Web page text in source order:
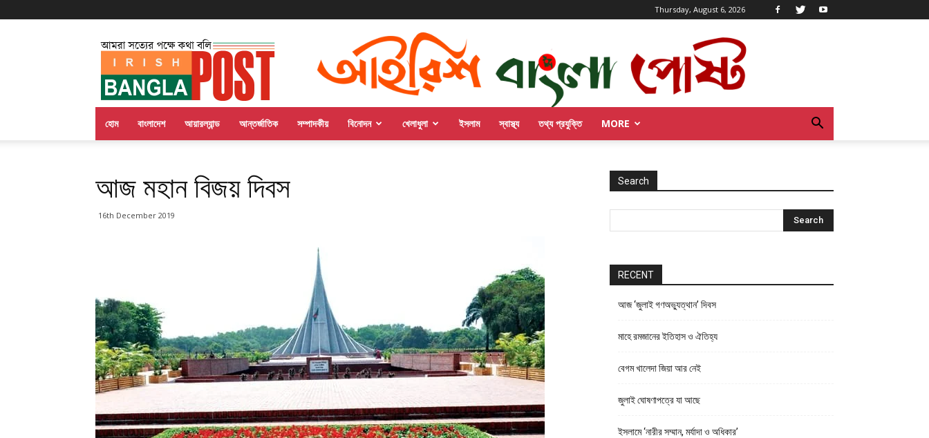
Thursday, August 6, 2026
Irish
Bangla
Post
হোম বাংলাদেশ আয়ারল্যান্ড আন্তর্জাতিক সম্পাদকীয় বিনোদন খেলাধুলা ইসলাম স্বাস্থ্য তথ্য প্রযুক্তি MORE
আজ মহান বিজয় দিবস
16th December 2019
Search
RECENT
আজ ‘জুলাই গণঅভ্যুত্থান’ দিবস
মাহে রমজানের ইতিহাস ও ঐতিহ্য
বেগম খালেদা জিয়া আর নেই
জুলাই ঘোষণাপত্রে যা আছে
ইসলামে ‘নারীর সম্মান, মর্যাদা ও অধিকার’